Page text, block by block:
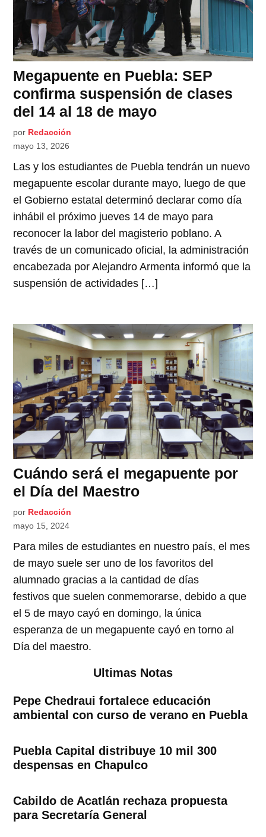
Megapuente en Puebla: SEP
confirma suspensión de clases
del 14 al 18 de mayo
por Redacción
mayo 13, 2026
Las y los estudiantes de Puebla tendrán un nuevo
megapuente escolar durante mayo, luego de que
el Gobierno estatal determinó declarar como día
inhábil el próximo jueves 14 de mayo para
reconocer la labor del magisterio poblano. A
través de un comunicado oficial, la administración
encabezada por Alejandro Armenta informó que la
suspensión de actividades […]
Cuándo será el megapuente por
el Día del Maestro
por Redacción
mayo 15, 2024
Para miles de estudiantes en nuestro país, el mes
de mayo suele ser uno de los favoritos del
alumnado gracias a la cantidad de días
festivos que suelen conmemorarse, debido a que
el 5 de mayo cayó en domingo, la única
esperanza de un megapuente cayó en torno al
Día del maestro.
Ultimas Notas
Pepe Chedraui fortalece educación
ambiental con curso de verano en Puebla
Puebla Capital distribuye 10 mil 300
despensas en Chapulco
Cabildo de Acatlán rechaza propuesta
para Secretaría General